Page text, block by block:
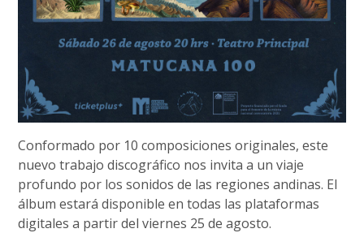
Conformado por 10 composiciones originales, este
nuevo trabajo discográfico nos invita a un viaje
profundo por los sonidos de las regiones andinas. El
álbum estará disponible en todas las plataformas
digitales a partir del viernes 25 de agosto.